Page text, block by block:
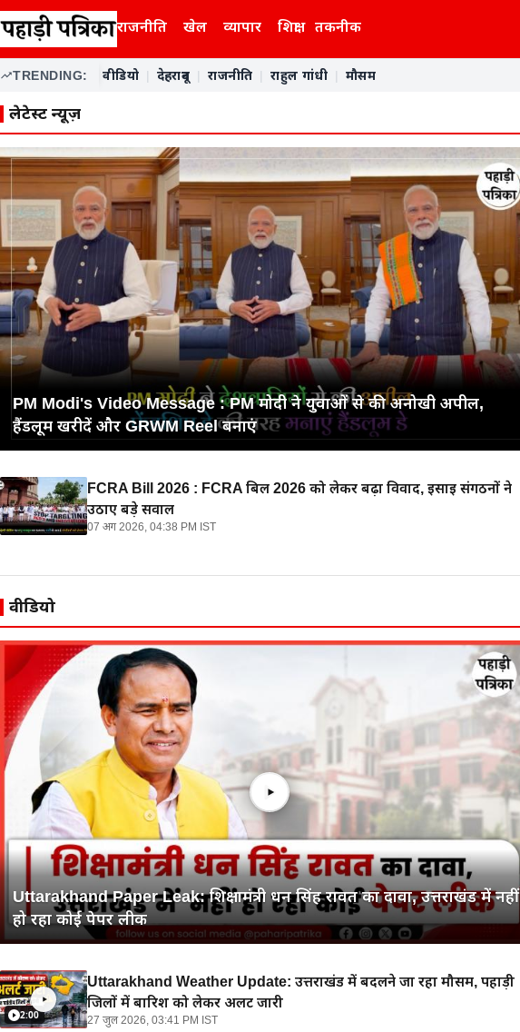
राजनीति खेल व्यापार शिक्षा
तकनीक
TRENDING: वीडियो | देहरादून | राजनीति | राहुल गांधी | मौसम
Pahari Patrika — ताज़ा समाचार
लेटेस्ट न्यूज़
PM Modi's Video Message : PM मोदी ने युवाओं से की अनोखी अपील,
हैंडलूम खरीदें और GRWM Reel बनाएं
FCRA Bill 2026 : FCRA बिल 2026 को लेकर बढ़ा विवाद, ईसाई संगठनों ने
उठाए बड़े सवाल
07 अग 2026, 04:38 PM IST
वीडियो
Uttarakhand Paper Leak: शिक्षामंत्री धन सिंह रावत का दावा, उत्तराखंड में नहीं
हो रहा कोई पेपर लीक
2:00
Uttarakhand Weather Update: उत्तराखंड में बदलने जा रहा मौसम, पहाड़ी
जिलों में बारिश को लेकर अर्लट जारी
27 जुल 2026, 03:41 PM IST